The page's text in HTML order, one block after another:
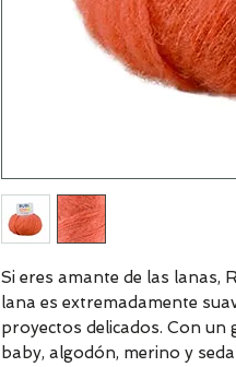
Si eres amante de las lanas,
lana es extremadamente
proyectos delicados. Con un
baby, algodón, merino y